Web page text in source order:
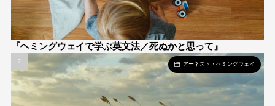
『ヘミングウェイで学ぶ英文法／死ぬかと思って』
アーネスト・ヘミングウェイ